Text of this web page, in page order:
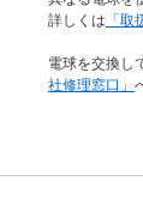
詳しくは 「取
電球を交換し
社修理窓口」